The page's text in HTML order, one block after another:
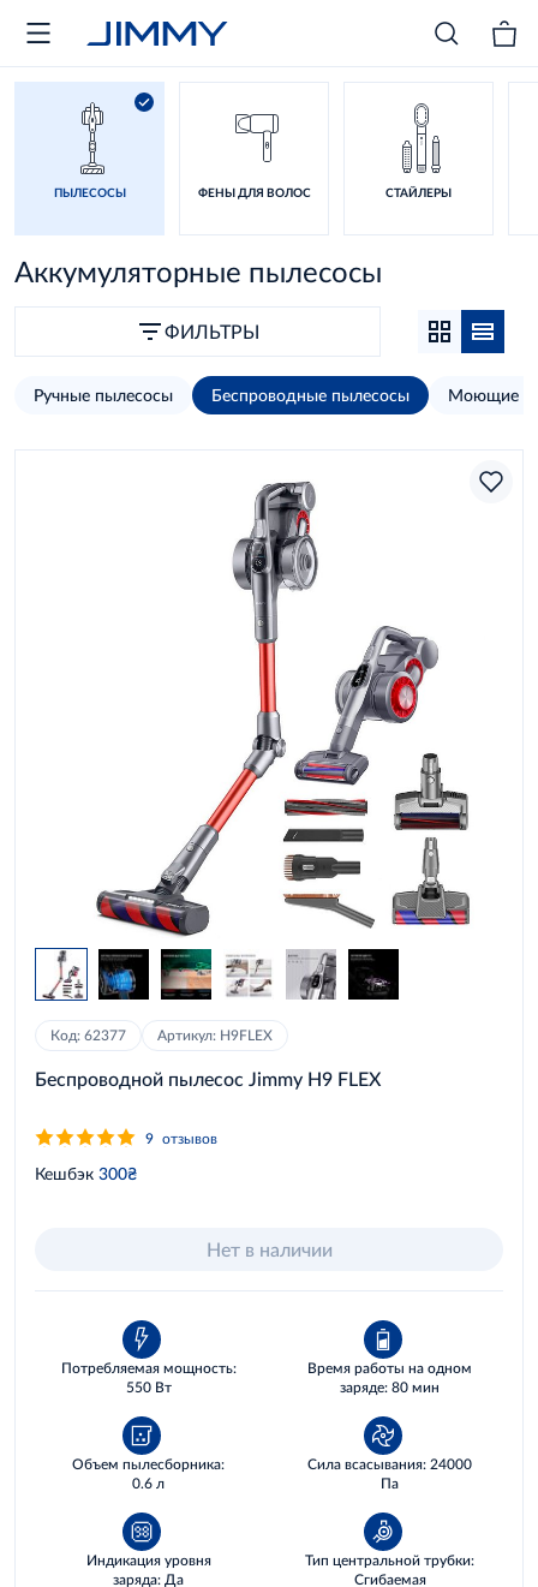
ПЫЛЕСОСЫ ФЕНЫ ДЛЯ ВОЛОС СТАЙЛЕРЫ
Аккумуляторные пылесосы
ФИЛЬТРЫ
Ручные пылесосы Беспроводные пылесосы Моющие
Код: 62377 Артикул: H9FLEX
Беспроводной пылесос Jimmy H9 FLEX
9 отзывов
Кешбэк 300₴
Нет в наличии
Потребляемая мощность:
550 Вт
Время работы на одном
заряде: 80 мин
Объем пылесборника:
0.6 л
Сила всасывания: 24000
Па
Индикация уровня
заряда: Да
Тип центральной трубки:
Сгибаемая